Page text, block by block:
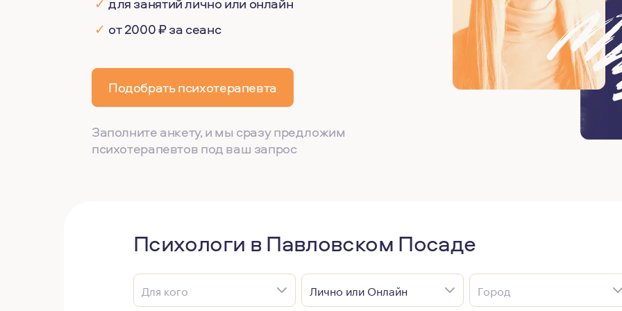
✓ от 2000 ₽ за сеанс
Подобрать психотерапевта
Заполните анкету, и мы сразу предложим
психотерапевтов под ваш запрос
Психологи в Павловском Посаде
Для кого Лично или Онлайн Город